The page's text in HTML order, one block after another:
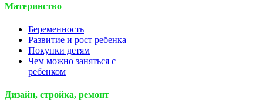
Материнство
Беременность
Развитие и рост ребенка
Покупки детям
Чем можно заняться с
ребенком
Дизайн, стройка, ремонт